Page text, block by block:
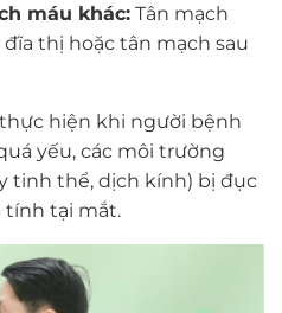
máu khác:Tân mạch
thị hoặc tân mạch sau
hiện khi người bệnh
yếu, các môi trường
tinh thể, dịch kính) bị đục
tính tại mắt.